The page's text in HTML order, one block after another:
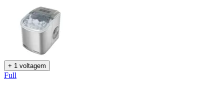
+ 1 voltagem
Full